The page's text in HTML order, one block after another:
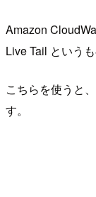
Amazon
Live Tail という
こちらを使うと
す。